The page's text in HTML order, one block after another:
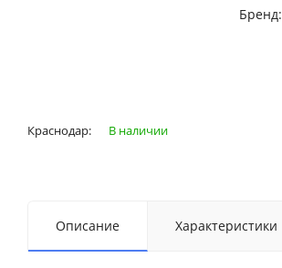
Бренд:
Краснодар: В наличии
Описание Характеристики